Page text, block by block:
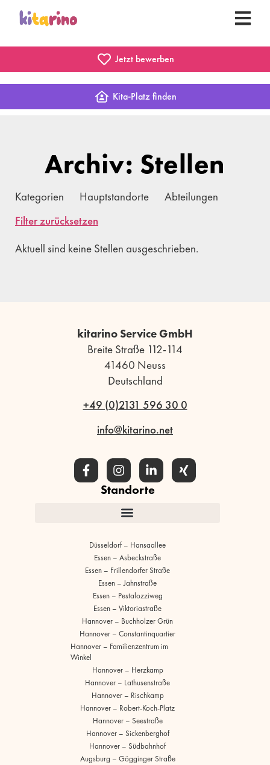
Jetzt bewerben
Kita-Platz finden
Archiv: Stellen
Kategorien Hauptstandorte
Abteilungen
Filter zurücksetzen
Aktuell sind keine Stellen ausgeschrieben.
kitarino Service GmbH
Breite Straße 112-114
41460 Neuss
Deutschland
+49 (0)2131 596 30 0
info@kitarino.net
Standorte
Düsseldorf – Hansaallee
Essen – Asbeckstraße
Essen – Frillendorfer Straße
Essen – Jahnstraße
Essen – Pestalozziweg
Essen – Viktoriastraße
Hannover – Buchholzer Grün
Hannover – Constantinquartier
Hannover – Familienzentrum im
Winkel
Hannover – Herzkamp
Hannover – Lathusenstraße
Hannover – Rischkamp
Hannover – Robert-Koch-Platz
Hannover – Seestraße
Hannover – Sickenberghof
Hannover – Südbahnhof
Augsburg – Gögginger Straße